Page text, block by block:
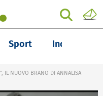
Sport Inchieste
IL NUOVO BRANO DI ANNALISA